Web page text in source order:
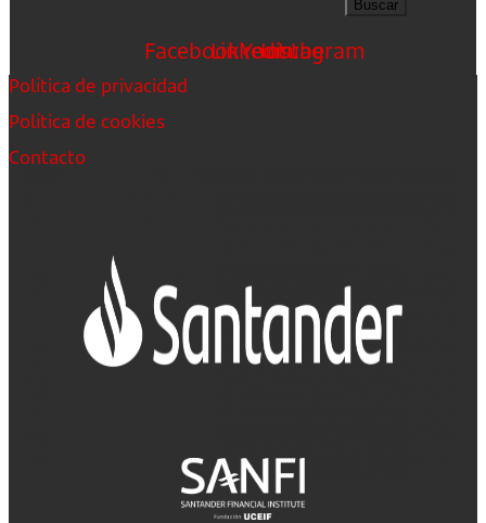
Buscar
FacebookLinkedin
Youtube
Instagram
Política de privacidad
Política de cookies
Contacto